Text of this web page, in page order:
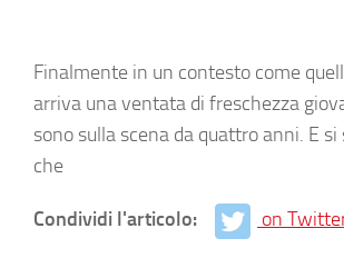
Finalmente in un contesto come
arriva una ventata di freschezza
sono sulla scena da quattro anni. E
che
Condividi l'articolo: on